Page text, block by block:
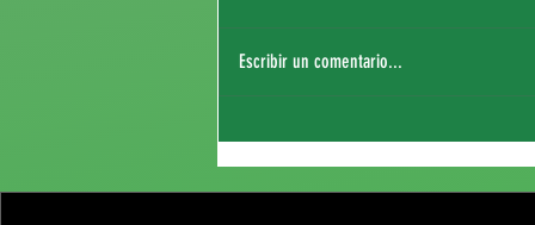
Fichaje de Thierry Sagna
Escribir un comentario...